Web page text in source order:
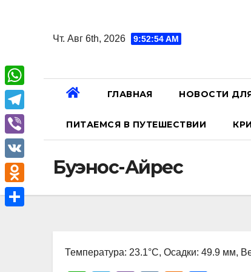
Чт. Авг 6th, 2026 9:52:55 AM
ГЛАВНАЯ НОВОСТИ
ПИТАЕМСЯ В ПУТЕШЕСТВИИ
Буэнос-Айрес
Температура: 23.1°C, Осадки: 49.9 мм,
W
h
a
A
T
e
l
e
g
V
i
b
e
V
K
O